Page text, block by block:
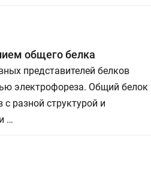
общего белка
представителей белков
электрофореза. Общий белок
разной структурой и
…